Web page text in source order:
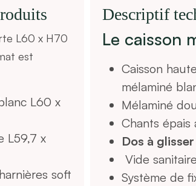
-
L60 x H70
est
L60 x
L59,7 x
soft
Descriptif
Le caisson
Caisson
mélaminé
Mélaminé
Chants épais
Dos à
Vide
Système de